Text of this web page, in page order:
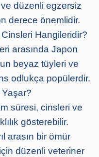
düzenli egzersiz
derece önemlidir.
Hangileridir?
arasında Japon
beyaz tüyleri ve
odlukça popülerdir.
süresi, cinsleri ve
gösterebilir.
arasın bir ömür
düzenli veteriner